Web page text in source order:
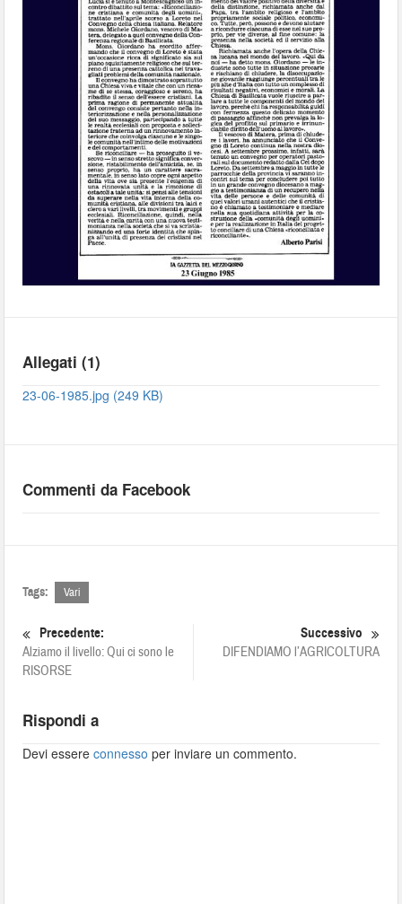
Allegati (1)
23-06-1985.jpg (249 KB)
Commenti da Facebook
Tags: Vari
Precedente:
Alziamo il livello: Qui ci sono le
RISORSE
Successivo
DIFENDIAMO l’AGRICOLTURA
Rispondi a
Devi essereconnesso per inviare un commento.